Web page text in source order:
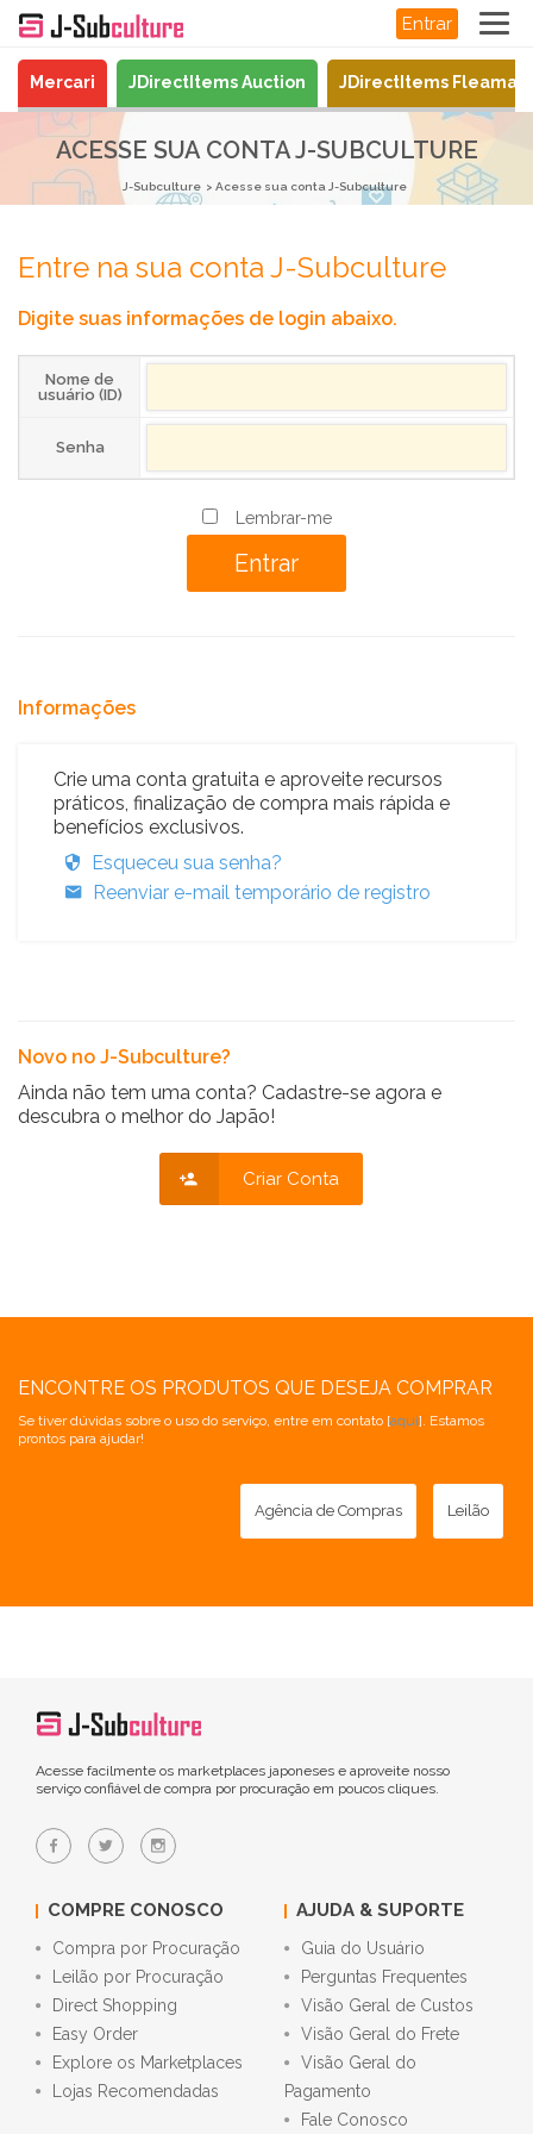
Entrar
Mercari JDirectItems Auction JDirectItems
ACESSE SUA CONTA J-SUBCULTURE
J-Subculture Acesse sua conta J-Subculture
Entre na sua conta J-Subculture
Digite suas informações de login abaixo.
Nome de
usuário (ID)
Senha
Lembrar-me
Informações
Crie uma conta gratuita e aproveite recursos
práticos, finalização de compra mais rápida e
benefícios exclusivos.
Esqueceu sua senha?
Reenviar e-mail temporário de registro
Novo no J-Subculture?
Ainda não tem uma conta? Cadastre-se agora e
descubra o melhor do Japão!
Criar Conta
ENCONTRE OS PRODUTOS QUE DESEJA COMPRAR
Se tiver dúvidas sobre o uso do serviço, entre em contato [aqui]. Estamos
prontos para ajudar!
Agência de Compras Leilão
Acesse facilmente os marketplaces japoneses e aproveite nosso
serviço confiável de compra por procuração em poucos cliques.
COMPRE CONOSCO
Compra por Procuração
Leilão por Procuração
Direct Shopping
Easy Order
Explore os Marketplaces
Lojas Recomendadas
AJUDA & SUPORTE
Guia do Usuário
Perguntas Frequentes
Visão Geral de Custos
Visão Geral do Frete
Visão Geral do
Pagamento
Fale Conosco